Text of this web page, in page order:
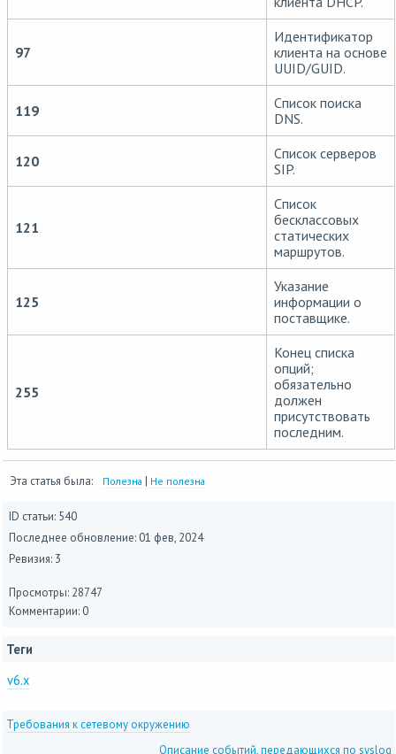
97
Идентификатор
клиента на основе
UUID/GUID.
119
Список поиска
DNS.
120
Список серверов
SIP.
121
Список
бесклассовых
статических
маршрутов.
125
Указание
информации о
поставщике.
255
Конец списка
опций;
обязательно
должен
присутствовать
последним.
Эта статья была: Полезна | Не полезна
ID статьи: 540
Последнее обновление: 01 фев, 2024
Ревизия: 3
Просмотры: 28747
Комментарии: 0
Теги
v6.x
Требования к сетевому окружению
Описание событий, передающихся по syslog